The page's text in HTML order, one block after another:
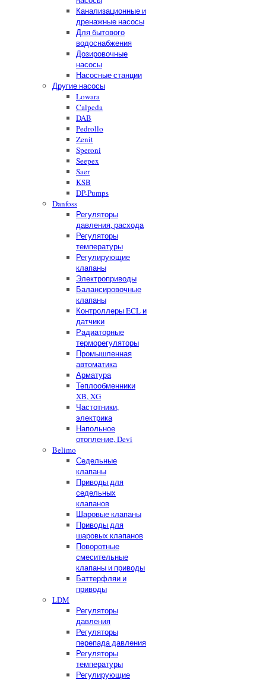
Канализационные и
дренажные насосы
Для бытового
водоснабжения
Дозировочные
насосы
Насосные станции
Другие насосы
Lowara
Calpeda
DAB
Pedrollo
Zenit
Speroni
Seepex
Saer
KSB
DP-Pumps
Danfoss
Регуляторы
давления, расхода
Регуляторы
температуры
Регулирующие
клапаны
Электроприводы
Балансировочные
клапаны
Контроллеры ECL и
датчики
Радиаторные
терморегуляторы
Промышленная
автоматика
Арматура
Теплообменники
XB, XG
Частотники,
электрика
Напольное
отопление, Devi
Belimo
Седельные
клапаны
Приводы для
седельных
клапанов
Шаровые клапаны
Приводы для
шаровых клапанов
Поворотные
смесительные
клапаны и приводы
Баттерфляи и
приводы
LDM
Регуляторы
давления
Регуляторы
перепада давления
Регуляторы
температуры
Регулирующие